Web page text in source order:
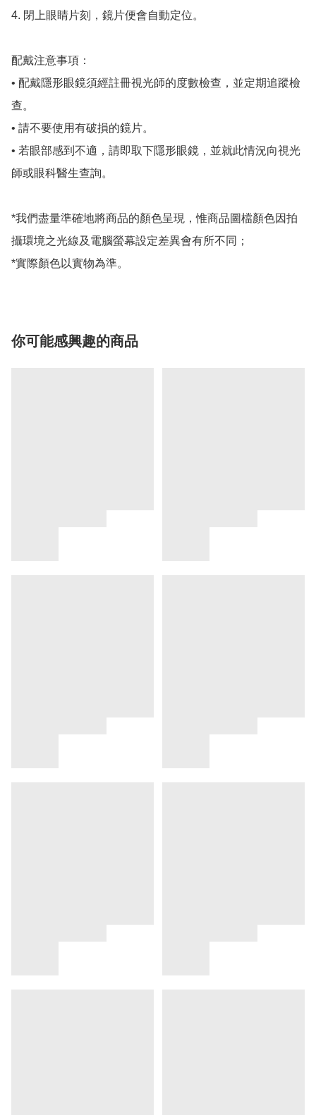
4. 閉上眼睛片刻，鏡片便會自動定位。
配戴注意事項：
• 配戴隱形眼鏡須經註冊視光師的度數檢查，並定期追蹤檢
查。
• 請不要使用有破損的鏡片。
• 若眼部感到不適，請即取下隱形眼鏡，並就此情況向視光
師或眼科醫生查詢。
*我們盡量準確地將商品的顏色呈現，惟商品圖檔顏色因拍
攝環境之光線及電腦螢幕設定差異會有所不同；
*實際顏色以實物為準。
你可能感興趣的商品